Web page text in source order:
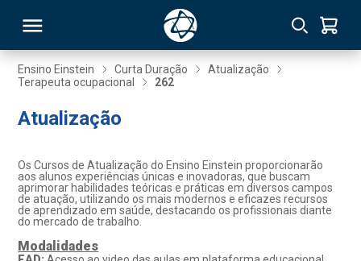
Ensino Einstein Curta Duração
Atualização
Terapeuta ocupacional
262
Atualização
Os Cursos de Atualização do Ensino Einstein proporcionarão
aos alunos experiências únicas e inovadoras, que buscam
aprimorar habilidades teóricas e práticas em diversos campos
de atuação, utilizando os mais modernos e eficazes recursos
de aprendizado em saúde, destacando os profissionais diante
do mercado de trabalho.
Modalidades